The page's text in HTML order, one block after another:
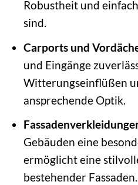
Robustheit und
sind.
Carports und
und Eingänge
Witterungseinflüßen
ansprechende Optik.
Gebäuden eine
ermöglicht eine
bestehender Fassaden.